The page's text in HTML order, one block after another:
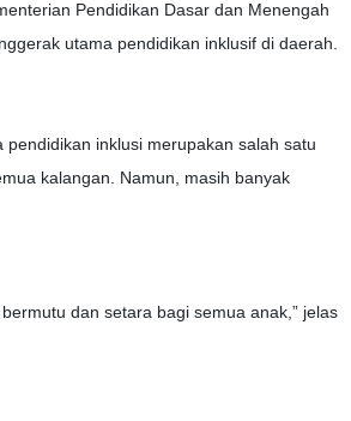
Pendidikan Dasar dan Menengah
utama pendidikan inklusif di daerah.
inklusi merupakan salah satu
kalangan. Namun, masih banyak
dan setara bagi semua anak,” jelas